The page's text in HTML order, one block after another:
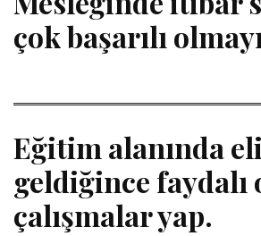
çok başarılı
Eğitim alanında
geldiğince faydalı
çalışmalar yap.